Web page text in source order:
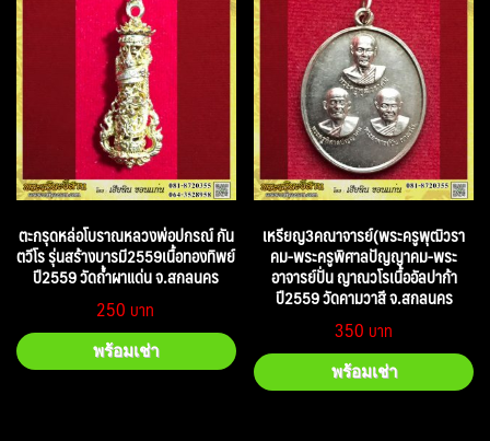
ตะกรุดหล่อโบราณหลวงพ่อปกรณ์ กัน
ตวีโร รุ่นสร้างบารมี2559เนื้อทองทิพย์
ปี2559 วัดถ้ำผาแด่น จ.สกลนคร
250
พร้อมเช่า
เหรียญ3คณาจารย์(พระครูพุฒิวรา
คม-พระครูพิศาลปัญญาคม-พระ
อาจารย์ปั่น ญาณวโรเนื้ออัลปาก้า
ปี2559 วัดคามวาสี จ.สกลนคร
350
พร้อมเช่า